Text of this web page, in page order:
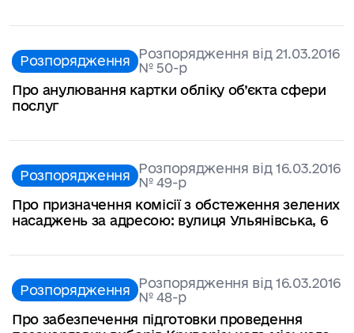
Розпорядження Розпорядження від 21.03.2016
№ 50-р
Про анулювання картки обліку об’єкта сфери
послуг
Розпорядження Розпорядження від 16.03.2016
№ 49-р
Про призначення комісії з обстеження зелених
насаджень за адресою: вулиця Ульянівська, 6
Розпорядження Розпорядження від 16.03.2016
№ 48-р
Про забезпечення підготовки проведення